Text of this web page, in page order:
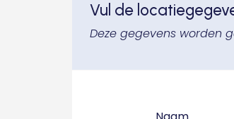
Vul de
Deze gegevens worden